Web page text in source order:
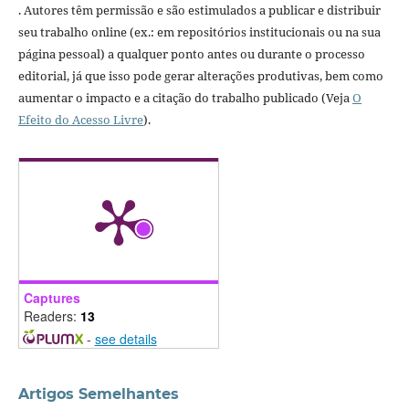
. Autores têm permissão e são estimulados a publicar e distribuir
seu trabalho online (ex.: em repositórios institucionais ou na sua
página pessoal) a qualquer ponto antes ou durante o processo
editorial, já que isso pode gerar alterações produtivas, bem como
aumentar o impacto e a citação do trabalho publicado (VejaO
Efeito do Acesso Livre).
Captures
Readers: 13
- see details
Artigos Semelhantes